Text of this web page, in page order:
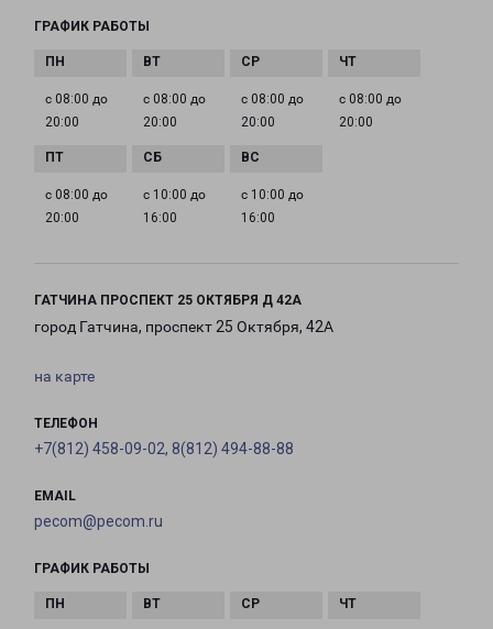
ГРАФИК РАБОТЫ
с 08:00 до
20:00
с 08:00 до
20:00
с 08:00 до
20:00
с 08:00 до
20:00
с 08:00 до
20:00
с 10:00 до
16:00
с 10:00 до
16:00
ГАТЧИНА ПРОСПЕКТ 25 ОКТЯБРЯ Д 42А
город Гатчина, проспект 25 Октября, 42А
на карте
ТЕЛЕФОН
+7(812) 458-09-02, 8(812) 494-88-88
EMAIL
pecom@pecom.ru
ГРАФИК РАБОТЫ